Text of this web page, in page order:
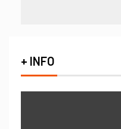
+ INFO